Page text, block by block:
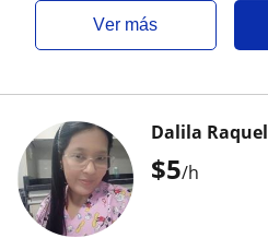
ver más
$5/h
Dalila Raquel